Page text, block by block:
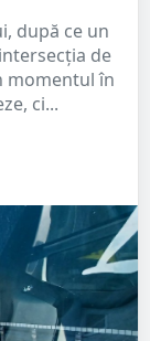
după ce un
de
momentul în
ci...